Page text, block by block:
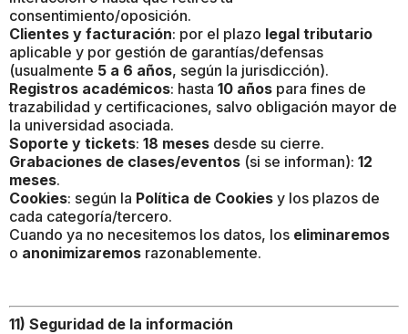
consentimiento/oposición.
Clientes y facturación: por el plazo legal tributario
aplicable y por gestión de garantías/defensas
(usualmente 5 a 6 años, según la jurisdicción).
Registros académicos: hasta 10 años para fines de
trazabilidad y certificaciones, salvo obligación mayor de
la universidad asociada.
Soporte y tickets: 18 meses desde su cierre.
Grabaciones de clases/eventos (si se informan): 12
meses.
Cookies: según la Política de Cookies y los plazos de
cada categoría/tercero.
Cuando ya no necesitemos los datos, los eliminaremos
o anonimizaremos razonablemente.
11) Seguridad de la información